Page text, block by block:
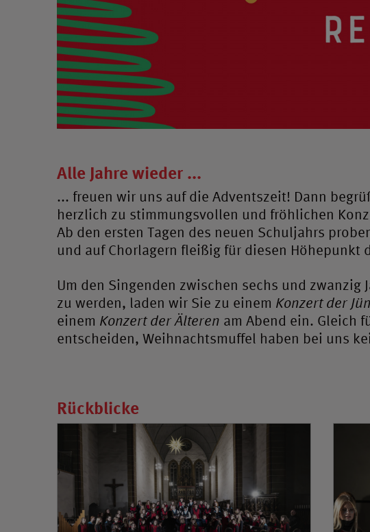
Alle Jahre wieder ...
... freuen wir uns auf die Adventszeit! Dann
herzlich zu stimmungsvollen und fröhlichen
Ab den ersten Tagen des neuen Schuljahrs
und auf Chorlagern fleißig für diesen Höhepunkt
Um den Singenden zwischen sechs und zwanzig
zu werden, laden wir Sie zu einem Konzert der
einem Konzert der Älteren am Abend ein. Gleich
entscheiden, Weihnachtsmuffel haben bei uns
Rückblicke